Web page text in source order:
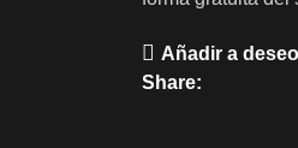
Añadir a
Share: